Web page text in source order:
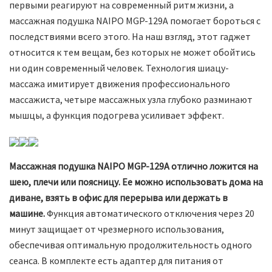
первыми реагируют на современный ритм жизни, а
массажная подушка NAIPO MGP-129A помогает бороться с
последствиями всего этого. На наш взгляд, этот гаджет
относится к тем вещам, без которых не может обойтись
ни один современный человек. Технология шиацу-
массажа имитирует движения профессионального
массажиста, четыре массажных узла глубоко разминают
мышцы, а функция подогрева усиливает эффект.
Массажная подушка NAIPO MGP-129A отлично ложится на
шею, плечи или поясницу. Ее можно использовать дома на
диване, взять в офис для перерыва или держать в
машине.Функция автоматического отключения через 20
минут защищает от чрезмерного использования,
обеспечивая оптимальную продолжительность одного
сеанса. В комплекте есть адаптер для питания от